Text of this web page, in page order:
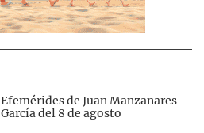
Efemérides de Juan Manzanares
García del 8 de agosto